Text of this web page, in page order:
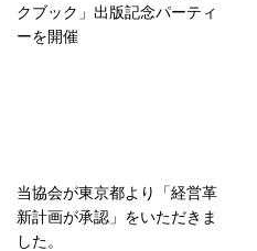
クブック」出版記念パーティ
ーを開催
当協会が東京都より「経営革
新計画が承認」をいただきま
した。